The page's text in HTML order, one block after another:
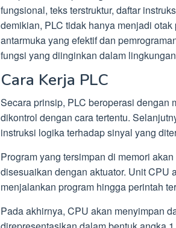
fungsional, teks terstruktur, daftar
demikian, PLC tidak hanya menjadi
antarmuka yang efektif dan
fungsi yang diinginkan dalam
Cara Kerja PLC
Secara prinsip, PLC beroperasi dengan
dikontrol dengan cara tertentu.
instruksi logika terhadap sinyal yang
Program yang tersimpan di memori
disesuaikan dengan aktuator. Unit CPU
menjalankan program hingga perintah
Pada akhirnya, CPU akan menyimpan